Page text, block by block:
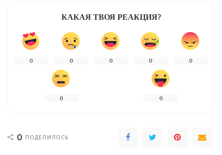
КАКАЯ ТВОЯ РЕАКЦИЯ?
0 0 0 0 0
0 0
0 ПОДЕЛИЛОСЬ